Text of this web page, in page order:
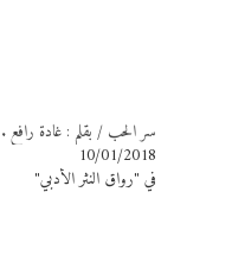
سر الحب / بقلم : غادة رافع .
10/01/2018
في "رواق النثر الأدبي"